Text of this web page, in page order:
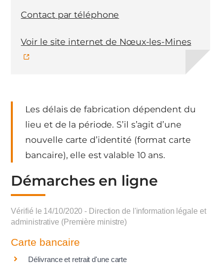
Les délais de fabrication dépendent du
lieu et de la période. S’il s’agit d’une
nouvelle carte d’identité (format carte
bancaire), elle est valable 10 ans.
Démarches en ligne
Vérifié le 14/10/2020 - Direction de l'information légale et
administrative (Première ministre)
Carte bancaire
Délivrance et retrait d'une carte
Contact par téléphone
Voir le site internet de Nœux-les-Mines